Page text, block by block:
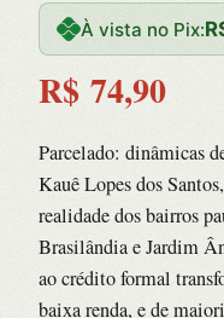
À vista no Pix:
R$ 74,90
Parcelado: dinâmicas
Kauê Lopes dos
realidade dos bairros
Brasilândia e Jardim
ao crédito formal
baixa renda, e de